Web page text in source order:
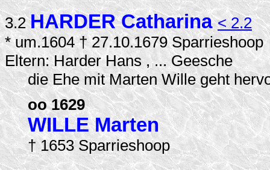
3.2 HARDER Catharina< 2.2
* um.1604 † 27.10.1679 Sparrieshoop
Eltern: Harder Hans , ... Geesche
die Ehe mit Marten Wille geht
oo 1629
WILLE Marten
† 1653 Sparrieshoop